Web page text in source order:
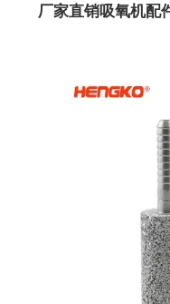
厂家直销吸氧机配